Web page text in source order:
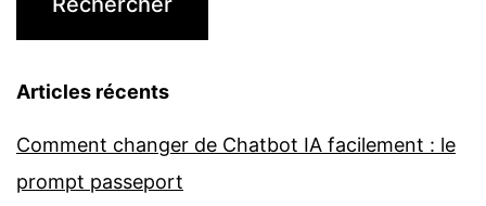
Articles récents
Comment changer de Chatbot IA facilement : le
prompt passeport